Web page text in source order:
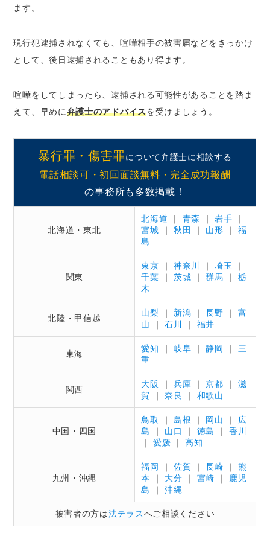
ます。
現行犯逮捕されなくても、喧嘩相手の被害届などをきっかけ
として、後日逮捕されることもあり得ます。
喧嘩をしてしまったら、逮捕される可能性があることを踏ま
えて、早めに弁護士のアドバイスを受けましょう。
暴行罪・傷害罪について弁護士に相談する
電話相談可・初回面談無料・完全成功報酬
の事務所も多数掲載！
北海道・東北
北海道 ｜ 青森 ｜岩手 ｜
宮城 ｜ 秋田 ｜ 山形 ｜ 福
島
関東
東京 ｜ 神奈川 ｜埼玉
｜
千葉 ｜ 茨城 ｜群馬 ｜ 栃
木
北陸・甲信越
山梨 ｜ 新潟 ｜長野 ｜ 富
山
｜石川 ｜ 福井
東海
愛知 ｜ 岐阜 ｜静岡 ｜ 三
重
関西
大阪 ｜ 兵庫 ｜京都 ｜ 滋
賀
｜奈良 ｜ 和歌山
中国・四国
鳥取 ｜ 島根 ｜ 岡山 ｜ 広
島
｜ 山口 ｜ 徳島 ｜香川
｜ 愛媛 ｜高知
九州・沖縄
福岡 ｜ 佐賀 ｜長崎 ｜ 熊
本
｜ 大分 ｜ 宮崎 ｜
鹿児
島
｜沖縄
被害者の方は法テラスへご相談ください